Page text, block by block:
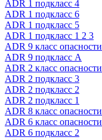
ADR 1 подкласс 4
ADR 1 подкласс 6
ADR 1 подкласс 5
ADR 1 подкласс 1 2 3
ADR 9 класс опасности
ADR 9 подкласс A
ADR 2 класс опасности
ADR 2 подкласс 3
ADR 2 подкласс 2
ADR 2 подкласс 1
ADR 8 класс опасности
ADR 6 класс опасности
ADR 6 подкласс 2